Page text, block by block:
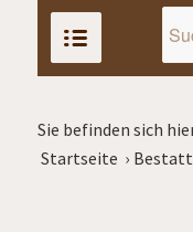
Sie befinden sich
Startseite ›